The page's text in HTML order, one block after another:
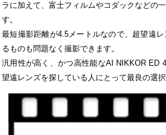
ラに加えて、富士フィルムやコダックなどの
す。
最短撮影距離が4.5メートルなので、超望遠
るものも問題なく撮影できます。
汎用性が高く、かつ高性能なAI NIKKOR ED
望遠レンズを探している人にとって最良の選択